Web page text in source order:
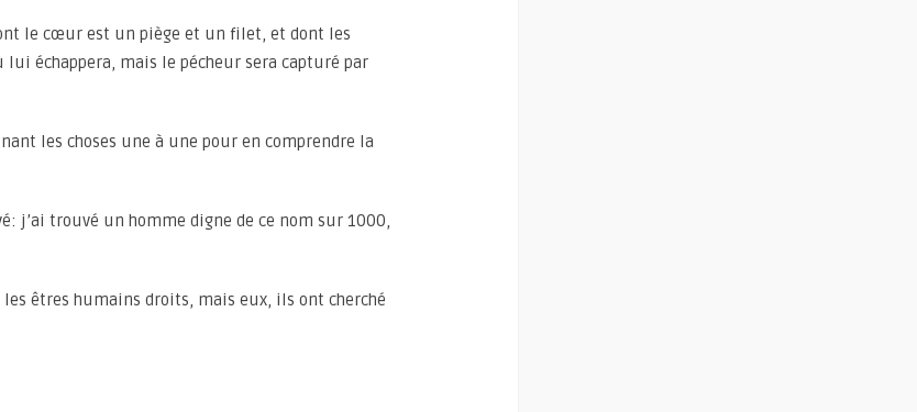
le cœur est un piège et un filet, et dont les
échappera, mais le pécheur sera capturé par
les choses une à une pour en comprendre la
j’ai trouvé un homme digne de ce nom sur 1000,
êtres humains droits, mais eux, ils ont cherché